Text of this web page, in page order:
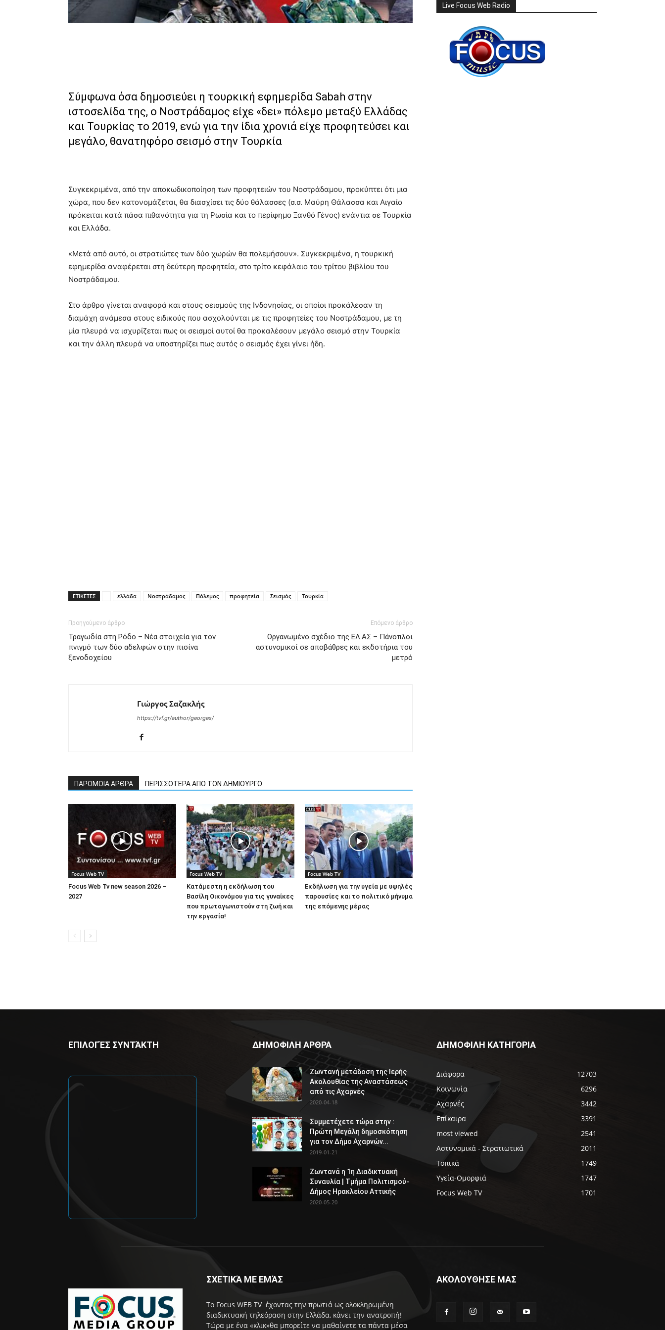
Σύμφωνα όσα δημοσιεύει η τουρκική εφημερίδα Sabah στην
ιστοσελίδα της, ο Νοστράδαμος είχε «δει» πόλεμο μεταξύ Ελλάδας
και Τουρκίας το 2019, ενώ για την ίδια χρονιά είχε προφητεύσει και
μεγάλο, θανατηφόρο σεισμό στην Τουρκία
Συγκεκριμένα, από την αποκωδικοποίηση των προφητειών του Νοστράδαμου, προκύπτει ότι μια
χώρα, που δεν κατονομάζεται, θα διασχίσει τις δύο θάλασσες (σ.σ. Μαύρη Θάλασσα και Αιγαίο
πρόκειται κατά πάσα πιθανότητα για τη Ρωσία και το περίφημο Ξανθό Γένος) ενάντια σε Τουρκία
και Ελλάδα.
«Μετά από αυτό, οι στρατιώτες των δύο χωρών θα πολεμήσουν». Συγκεκριμένα, η τουρκική
εφημερίδα αναφέρεται στη δεύτερη προφητεία, στο τρίτο κεφάλαιο του τρίτου βιβλίου του
Νοστράδαμου.
Στο άρθρο γίνεται αναφορά και στους σεισμούς της Ινδονησίας, οι οποίοι προκάλεσαν τη
διαμάχη ανάμεσα στους ειδικούς που ασχολούνται με τις προφητείες του Νοστράδαμου, με τη
μία πλευρά να ισχυρίζεται πως οι σεισμοί αυτοί θα προκαλέσουν μεγάλο σεισμό στην Τουρκία
και την άλλη πλευρά να υποστηρίζει πως αυτός ο σεισμός έχει γίνει ήδη.
ΕΤΙΚΕΤΕΣ ελλάδα Νοστράδαμος Πόλεμος προφητεία Σεισμός Τουρκία
Προηγούμενο άρθρο
Τραγωδία στη Ρόδο – Νέα στοιχεία για τον
πνιγμό των δύο αδελφών στην πισίνα
ξενοδοχείου
Επόμενο άρθρο
Οργανωμένο σχέδιο της ΕΛ.ΑΣ – Πάνοπλοι
αστυνομικοί σε αποβάθρες και εκδοτήρια του
μετρό
Γιώργος Σαζακλής
https://tvf.gr/author/georges/
ΠΑΡΟΜΟΙΑ ΑΡΘΡΑ ΠΕΡΙΣΣΟΤΕΡΑ ΑΠΟ ΤΟΝ ΔΗΜΙΟΥΡΓΟ
Focus Web TV
Focus Web Tv new season 2026 –
2027
Focus Web TV
Κατάμεστη η εκδήλωση του
Βασίλη Οικονόμου για τις γυναίκες
που πρωταγωνιστούν στη ζωή και
την εργασία!
Focus Web TV
Εκδήλωση για την υγεία με υψηλές
παρουσίες και το πολιτικό μήνυμα
της επόμενης μέρας
Live Focus Web Radio
ΕΠΙΛΟΓΈΣ ΣΥΝΤΆΚΤΗ ΔΗΜΟΦΙΛΗ ΑΡΘΡΑ
Ζωντανή μετάδοση της Ιερής
Ακολουθίας της Αναστάσεως
από τις Αχαρνές
2020-04-18
Συμμετέχετε τώρα στην :
Πρώτη Μεγάλη δημοσκόπηση
για τον Δήμο Αχαρνών...
2019-01-21
Ζωντανά η 1η Διαδικτυακή
Συναυλία | Τμήμα Πολιτισμού-
Δήμος Ηρακλείου Αττικής
2020-05-20
ΔΗΜΟΦΙΛΗ ΚΑΤΗΓΟΡΙΑ
Διάφορα
12703
Κοινωνία
6296
Αχαρνές
3442
Επίκαιρα
3391
most viewed
2541
Αστυνομικά - Στρατιωτικά
2011
Τοπικά
1749
Υγεία-Ομορφιά
1747
Focus Web TV
1701
ΣΧΕΤΙΚΆ ΜΕ ΕΜΆΣ
Το Focus WEB TV έχοντας την πρωτιά ως ολοκληρωμένη
διαδικτυακή τηλεόραση στην Ελλάδα, κάνει την ανατροπή!
Τώρα με ένα «κλικ»θα μπορείτε να μαθαίνετε τα πάντα μέσα
ΑΚΟΛΟΥΘΗΣΕ ΜΑΣ